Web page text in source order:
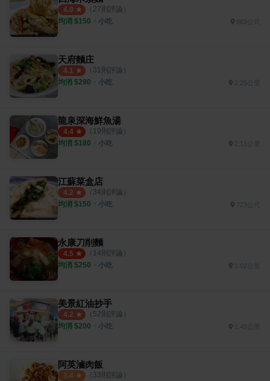
4.0 （ 27則評論）
均消 $150 ・ 小吃
天府麵庄
4.1 （ 31則評論）
均消 $290 ・ 小吃 2.25公里
龍泉深海鮮魚湯
4.4 （ 19則評論）
均消 $180 ・ 小吃
江蘇菜盒店
4.2 （ 34則評論）
均消 $150 ・ 小吃
永康刀削麵
4.5 （ 14則評論）
均消 $250 ・ 小吃
美景紅油抄手
4.2 （ 52則評論）
均消 $200 ・ 小吃 1.48公里
阿英滷肉飯
3.4 （ 33則評論）